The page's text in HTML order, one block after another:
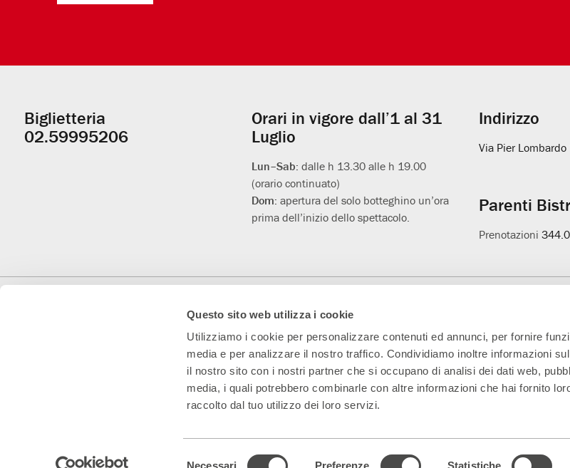
Questo sito web utilizza i cookie
Utilizziamo i cookie per personalizzare contenuti ed annunci, per fornire
media e per analizzare il nostro traffico. Condividiamo inoltre informazioni
il nostro sito con i nostri partner che si occupano di analisi dei dati web,
media, i quali potrebbero combinarle con altre informazioni che hai fornito
raccolto dal tuo utilizzo dei loro servizi.
Necessari Preferenze Statistiche
Informazioni
utili
Biglietteria
02.59995206
Orari in vigore dall’1 al 31
Luglio
Lun–Sab: dalle h 13.30 alle h 19.00
(orario continuato)
Dom: apertura del solo botteghino un’ora
prima dell’inizio dello spettacolo.
Indirizzo
Via Pier Lombardo
Parenti
Prenotazioni
Con il sostegno di Teatro Convenzionato Main Partner
Note legali & Privacy|Cookie policy – visualizza e modifica le tue preferenze dei cookie |Dichiarazione di accessibilità|